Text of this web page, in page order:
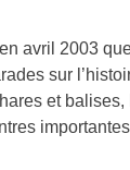
avril 2003
sur
et